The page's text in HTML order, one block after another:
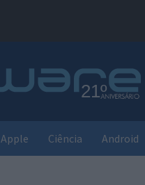
Apple Ciência Android